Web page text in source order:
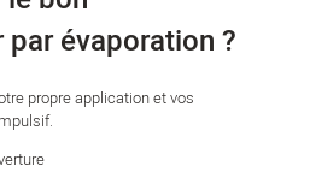
évaporation ?
propre application et vos